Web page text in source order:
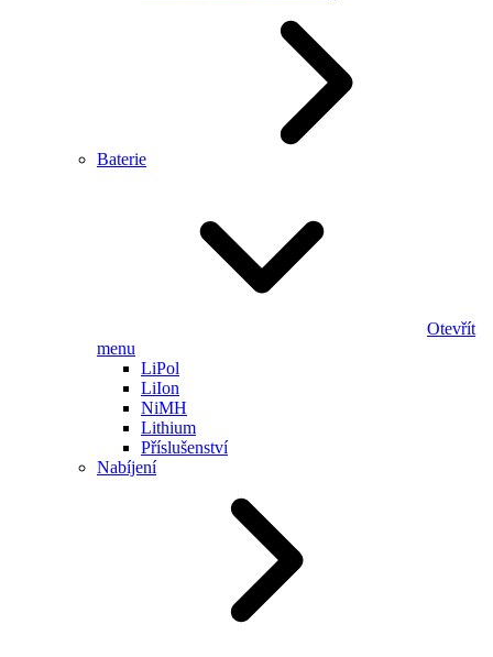
Baterie
Otevřít
menu
LiPol
LiIon
NiMH
Lithium
Příslušenství
Nabíjení